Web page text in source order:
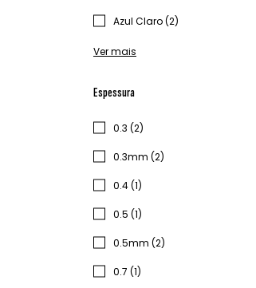
Azul Claro (2)
Ver mais
Espessura
0.3 (2)
0.3mm (2)
0.4 (1)
0.5 (1)
0.5mm (2)
0.7 (1)